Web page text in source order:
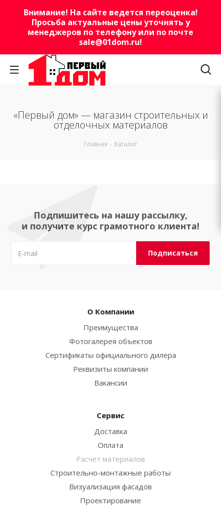
Внимание! На сайте ведется переоценка!
Просьба актуальные цены уточнять у
менеджеров по телефону или по почте
sale@01dom.ru!
«Первый дом» — магазин строительных и
отделочных материалов
Главная - Каталог
Подпишитесь на нашу рассылку,
и получите курс грамотного клиента!
О Компании
Преимущества
Фотогалерея объектов
Сертификаты официального дилера
Реквизиты компании
Вакансии
Сервис
Доставка
Оплата
Расчет материалов
Строительно-монтажные работы
Визуализация фасадов
Проектирование